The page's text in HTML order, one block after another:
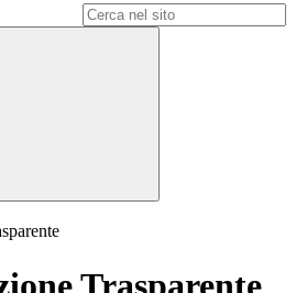
Trasparente